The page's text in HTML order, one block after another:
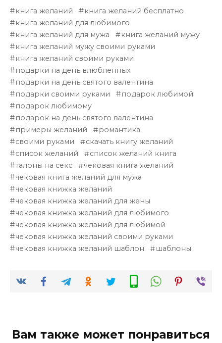
книга желаний
книга желаний бесплатно
книга желаний для любимого
книга желаний для мужа
книга желаний мужу
книга желаний мужу своими руками
книга желаний своими руками
подарки на день влюбленных
подарки на день святого валентина
подарки своими руками
подарок любимой
подарок любимому
подарок на день святого валентина
примеры желаний
романтика
своими руками
скачать книгу желаний
список желаний
список желаний книга
талоны на секс
чековая книга желаний
чековая книга желаний для мужа
чековая книжка желаний
чековая книжка желаний для жены
чековая книжка желаний для любимого
чековая книжка желаний для любимой
чековая книжка желаний своими руками
чековая книжка желаний шаблон
шаблоны
Вам также может понравиться